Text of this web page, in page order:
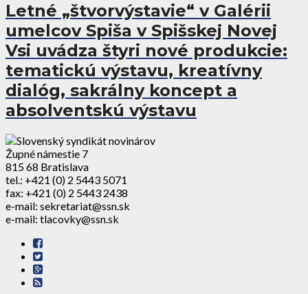
Letné „štvorvýstavie“ v Galérii
umelcov Spiša v Spišskej Novej
Vsi uvádza štyri nové produkcie:
tematickú výstavu, kreatívny
dialóg, sakrálny koncept a
absolventskú výstavu
Župné námestie 7
815 68 Bratislava
tel.: +421 (0) 2 5443 5071
fax: +421 (0) 2 5443 2438
e-mail: sekretariat@ssn.sk
e-mail: tlacovky@ssn.sk